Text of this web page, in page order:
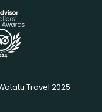
Travel 2025